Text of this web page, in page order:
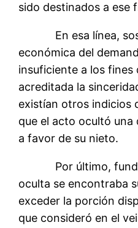
sido destinados a ese
En esa línea,
económica del
insuficiente a los fines
acreditada la
existían otros indicios
que el acto ocultó
a favor de su nieto.
Por último, fundó
oculta se encontraba
exceder la porción
que consideró en el